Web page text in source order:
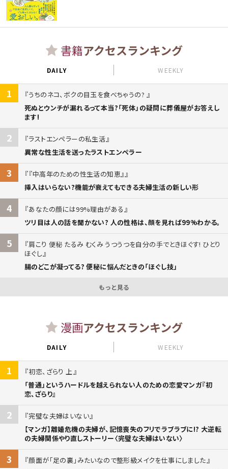
書籍アクセスランキング
DAILY WEEKLY
1
うちのネコ、ボクの目玉を食べちゃうの?
死ぬとウンチが漏れるって本当?「死体」の疑問に葬儀屋がお答えし
ます!
2
ラストエンペラーの私生活
異常な性生活を送ったラストエンペラー
3
『中高年のための性生活の知恵』
挿入はいらない?機能が衰えてもできる夫婦生活の新しい形
4
あなたの顔には99%理由がある
ツリ目は人の話を聞かない? 人の性格は、顔を見れば99%わかる。
5
肩こり 便秘 たるみ むくみ うつうつを自分の手でときほぐす! ひとり
ほぐし
腸のどこが凝ってる? 便秘に悩んだときの「ほぐし技」
もっと見る
漫画アクセスランキング
DAILY WEEKLY
1
初恋、ざらり 上
「普通」というハードルを越えられない人のための恋愛マンガ『初
恋、ざらり』
2
完璧な夫婦はいない
【マンガ】離婚危機の夫婦が、記憶喪失のフリでラブラブに!? 大逆転
の夫婦関係やり直しストーリー〈完璧な夫婦はいない〉
3
顔面が「足の裏」みたいなので整形級メイクを仕事にしました